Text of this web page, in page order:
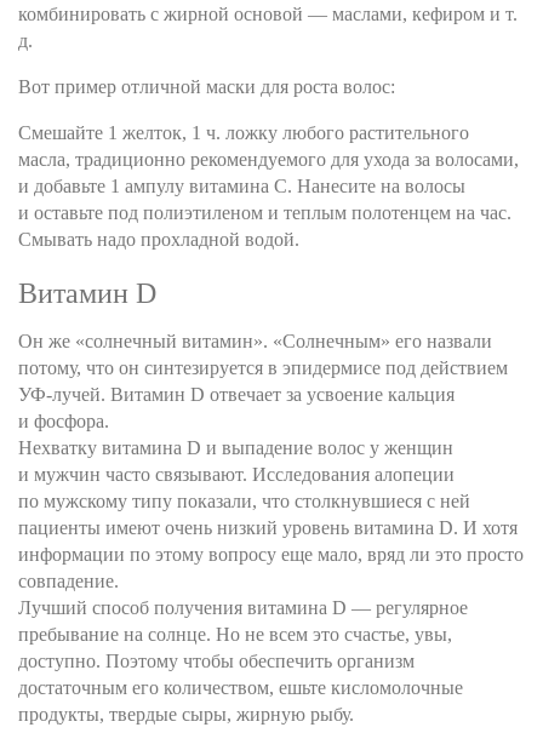
комбинировать с жирной основой — маслами, кефиром и т.
д.
Вот пример отличной маски для роста волос:
Смешайте 1 желток, 1 ч. ложку любого растительного
масла, традиционно рекомендуемого для ухода за волосами,
и добавьте 1 ампулу витамина С. Нанесите на волосы
и оставьте под полиэтиленом и теплым полотенцем на час.
Смывать надо прохладной водой.
Витамин D
Он же «солнечный витамин». «Солнечным» его назвали
потому, что он синтезируется в эпидермисе под действием
УФ-лучей. Витамин D отвечает за усвоение кальция
и фосфора.
Нехватку витамина D и выпадение волос у женщин
и мужчин часто связывают. Исследования алопеции
по мужскому типу показали, что столкнувшиеся с ней
пациенты имеют очень низкий уровень витамина D. И хотя
информации по этому вопросу еще мало, вряд ли это просто
совпадение.
Лучший способ получения витамина D — регулярное
пребывание на солнце. Но не всем это счастье, увы,
доступно. Поэтому чтобы обеспечить организм
достаточным его количеством, ешьте кисломолочные
продукты, твердые сыры, жирную рыбу.